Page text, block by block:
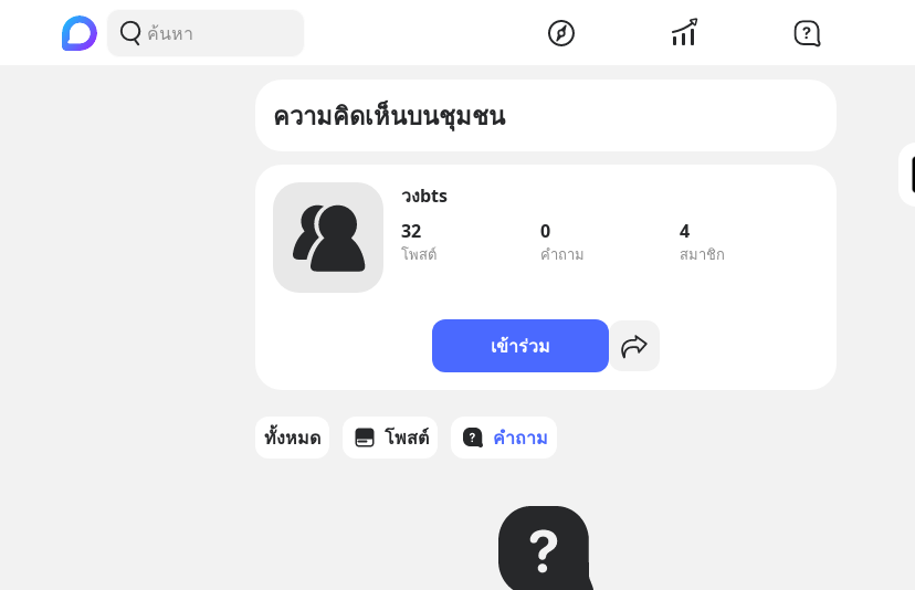
ความคิดเห็นบนชุมชน
วงbts
32
โพสต์
0
คำถาม
4
สมาชิก
เข้าร่วม
ทั้งหมด โพสต์ คำถาม